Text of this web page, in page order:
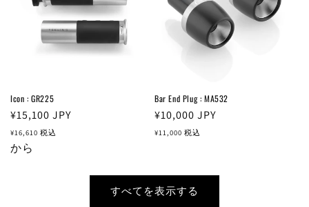
Icon : GR225
通
常
価
¥15,100 JPY
¥16,610 税込
から
Bar End Plug : MA532
通
常
¥10,000 JPY
¥11,000 税込
すべてを表示する